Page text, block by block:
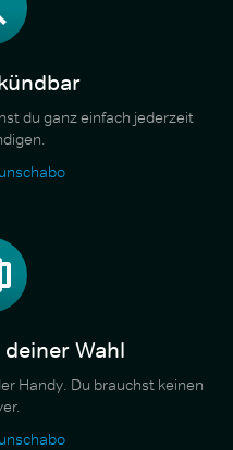
du ganz einfach jederzeit
Wahl
Handy. Du brauchst keinen